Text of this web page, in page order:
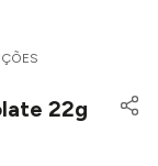
22g